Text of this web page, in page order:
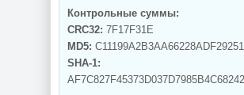
Контрольные суммы:
CRC32: 7F17F31E
MD5:
SHA-1: